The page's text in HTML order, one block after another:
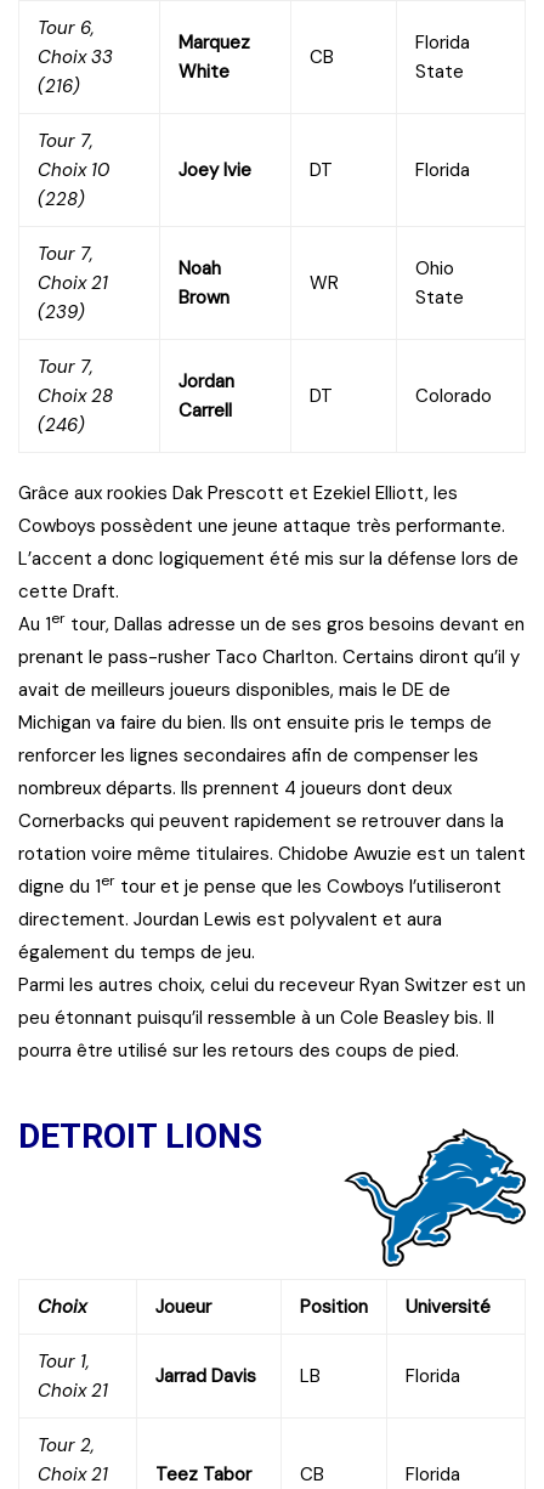
Tour 6,
Choix 33
(216)
Marquez
White
CB
Florida
State
Tour 7,
Choix 10
(228)
Joey Ivie DT Florida
Tour 7,
Choix 21
(239)
Noah
Brown
WR
Ohio
State
Tour 7,
Choix 28
(246)
Jordan
Carrell
DT Colorado
Grâce aux rookies Dak Prescott et Ezekiel Elliott, les
Cowboys possèdent une jeune attaque très performante.
L’accent a donc logiquement été mis sur la défense lors de
cette Draft.
Au 1er tour, Dallas adresse un de ses gros besoins devant en
prenant le pass-rusher Taco Charlton. Certains diront qu’il y
avait de meilleurs joueurs disponibles, mais le DE de
Michigan va faire du bien. Ils ont ensuite pris le temps de
renforcer les lignes secondaires afin de compenser les
nombreux départs. Ils prennent 4 joueurs dont deux
Cornerbacks qui peuvent rapidement se retrouver dans la
rotation voire même titulaires. Chidobe Awuzie est un talent
digne du 1er tour et je pense que les Cowboys l’utiliseront
directement. Jourdan Lewis est polyvalent et aura
également du temps de jeu.
Parmi les autres choix, celui du receveur Ryan Switzer est un
peu étonnant puisqu’il ressemble à un Cole Beasley bis. Il
pourra être utilisé sur les retours des coups de pied.
DETROIT LIONS
Choix Joueur Position Université
Tour 1,
Choix 21
Jarrad Davis LB Florida
Tour 2,
Choix 21
Teez Tabor CB Florida